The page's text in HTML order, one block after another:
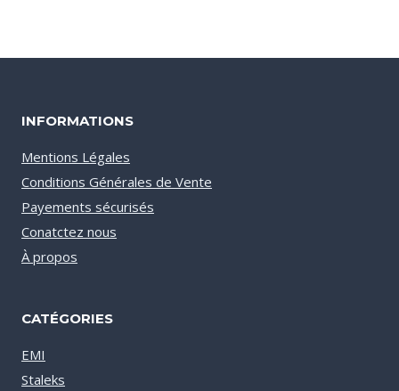
INFORMATIONS
Mentions Légales
Conditions Générales de Vente
Payements sécurisés
Conatctez nous
À propos
CATÉGORIES
EMI
Staleks